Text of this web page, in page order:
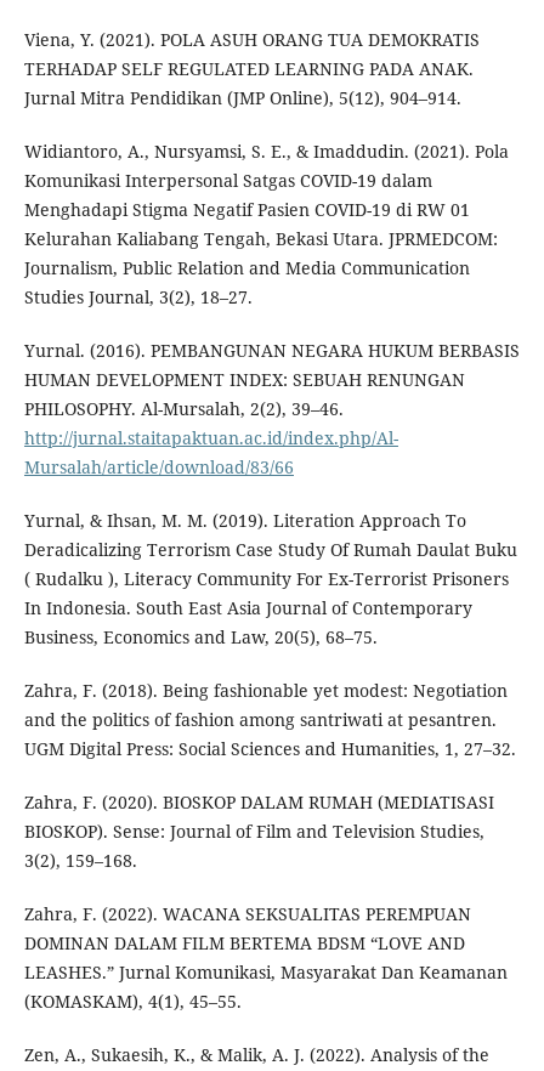
Viena, Y. (2021). POLA ASUH ORANG TUA DEMOKRATIS
TERHADAP SELF REGULATED LEARNING PADA ANAK.
Jurnal Mitra Pendidikan (JMP Online), 5(12), 904–914.
Widiantoro, A., Nursyamsi, S. E., & Imaddudin. (2021). Pola
Komunikasi Interpersonal Satgas COVID-19 dalam
Menghadapi Stigma Negatif Pasien COVID-19 di RW 01
Kelurahan Kaliabang Tengah, Bekasi Utara. JPRMEDCOM:
Journalism, Public Relation and Media Communication
Studies Journal, 3(2), 18–27.
Yurnal. (2016). PEMBANGUNAN NEGARA HUKUM BERBASIS
HUMAN DEVELOPMENT INDEX: SEBUAH RENUNGAN
PHILOSOPHY. Al-Mursalah, 2(2), 39–46.
http://jurnal.staitapaktuan.ac.id/index.php/Al-
Mursalah/article/download/83/66
Yurnal, & Ihsan, M. M. (2019). Literation Approach To
Deradicalizing Terrorism Case Study Of Rumah Daulat Buku
( Rudalku ), Literacy Community For Ex-Terrorist Prisoners
In Indonesia. South East Asia Journal of Contemporary
Business, Economics and Law, 20(5), 68–75.
Zahra, F. (2018). Being fashionable yet modest: Negotiation
and the politics of fashion among santriwati at pesantren.
UGM Digital Press: Social Sciences and Humanities, 1, 27–32.
Zahra, F. (2020). BIOSKOP DALAM RUMAH (MEDIATISASI
BIOSKOP). Sense: Journal of Film and Television Studies,
3(2), 159–168.
Zahra, F. (2022). WACANA SEKSUALITAS PEREMPUAN
DOMINAN DALAM FILM BERTEMA BDSM “LOVE AND
LEASHES.” Jurnal Komunikasi, Masyarakat Dan Keamanan
(KOMASKAM), 4(1), 45–55.
Zen, A., Sukaesih, K., & Malik, A. J. (2022). Analysis of the